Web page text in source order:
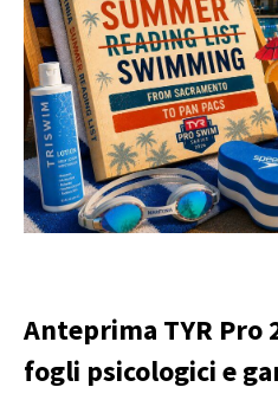
Anteprima TYR Pro
fogli psicologici e